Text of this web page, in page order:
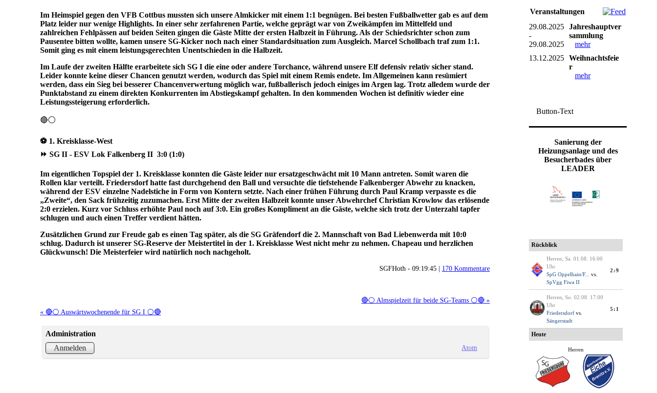
Im Heimspiel gegen den VFB Cottbus mussten sich unsere Almkicker mit einem 1:1 begnügen. Bei besten Fußballwetter gab es auf dem
Platz leider nur wenige Highlights. In einer sehr zerfahrenen Partie, welche geprägt war von Zweikämpfen im Mittelfeld und
zahlreichen Fehlpässen auf beiden Seiten gingen die Gäste Mitte der ersten Halbzeit in Führung. Als der Schiedsrichter schon zum
Pausentee bitten wollte, kamen unsere SG-Kicker noch nach einer Standardsituation zum Ausgleich. Marcel Schollbach traf zum 1:1.
Somit ging es mit einem leistungsgerechten Unentschieden in die Halbzeit.
Im Laufe der zweiten Hälfte erarbeitete sich SG I die eine oder andere Torchance, während unsere Elf defensiv relativ sicher stand.
Leider konnte keine dieser Chancen genutzt werden, wodurch das Spiel mit einem Remis endete. Im Allgemeinen kann resümiert
werden, dass ein Sieg bei besserer Chancenverwertung möglich war, fußballerisch jedoch einiges im Argen lag. Trotz alledem wurde der
Punktabstand zu einem direkten Konkurrenten im Abstiegskampf gehalten. In den kommenden Wochen ist definitiv wieder eine
Leistungssteigerung erforderlich.
🔴⚪
⚽️ 1. Kreisklasse-West
⏩ SG II - ESV Lok Falkenberg II 3:0 (1:0)
Im eigentlichen Topspiel der 1. Kreisklasse konnten die Gäste leider nur ersatzgeschwächt mit 10 Mann antreten. Somit waren die
Rollen klar verteilt. Friedersdorf hatte fast durchgehend den Ball und versuchte die tiefstehende Falkenberger Abwehr zu knacken,
während der ESV einzelne Nadelstiche in Form von Kontern setzte. Nach einer frühen Führung durch Paul Kramp verpasste es die
„Zweite“, den Sack frühzeitig zuzumachen. Erst Mitte der zweiten Halbzeit konnte unser Abwehrchef Christian Krowlow das erlösende
2:0 erzielen. Kurz vor Schluss erhöhte Paul noch auf 3:0. Ein großes Kompliment an die Gäste, welche sich trotz der Unterzahl tapfer
schlugen und auch einen Treffer verdient hätten.
Zusätzlichen Grund zur Freude gab es einen Tag später, als die SG Gräfendorf die 2. Mannschaft von Bad Liebenwerda mit 10:0
schlug. Dadurch ist unserer SG-Reserve der Meistertitel in der 1. Kreisklasse West nicht mehr zu nehmen. Chapeau und herzlichen
Glückwunsch! Die Meisterfeier wird natürlich noch nachgeholt.
SGFHoth - 09:19:45 | 170 Kommentare
🔴⚪ Almspielzeit für beide SG-Teams ⚪🔴 »
« 🔴⚪ Auswärtswochenende für SG I ⚪🔴
Administration
Anmelden
Atom
Veranstaltungen
29.08.2025
-
29.08.2025
Jahreshauptver
sammlung
mehr
13.12.2025 Weihnachtsfeie
r
mehr
Button-Text
Sanierung der
Heizungsanlage und des
Besucherbades über
LEADER